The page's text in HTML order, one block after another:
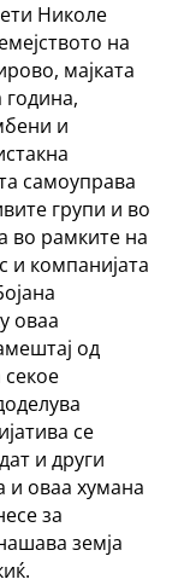
Николе
на
мајката
година,
и
самоуправа
групи и во
во рамките на
и компанијата
оваа
од
се
и други
оваа хумана
за
земја